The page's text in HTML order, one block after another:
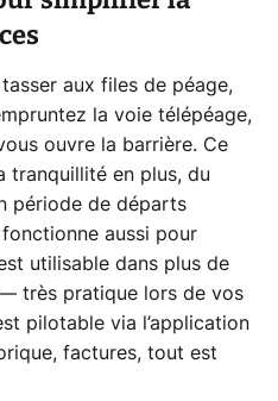
aux files de péage,
la voie télépéage,
ouvre la barrière. Ce
tranquillité en plus, du
période de départs
aussi pour
utilisable dans plus de
très pratique lors de vos
pilotable via l’application
factures, tout est